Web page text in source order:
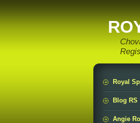
Royal
Blog RS
Angie